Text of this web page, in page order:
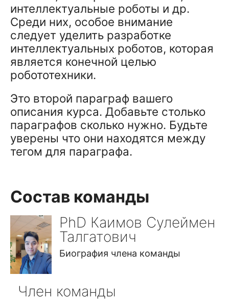
интеллектуальные роботы и др.
Среди них, особое внимание
следует уделить разработке
интеллектуальных роботов, которая
является конечной целью
робототехники.
Это второй параграф вашего
описания курса. Добавьте столько
параграфов сколько нужно. Будьте
уверены что они находятся между
тегом для параграфа.
Состав команды
PhD Каимов Сулеймен
Талгатович
Биография члена команды
Член команды